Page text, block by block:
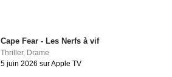
Cape Fear - Les Nerfs à vif
Thriller, Drame
5 juin 2026 sur Apple TV